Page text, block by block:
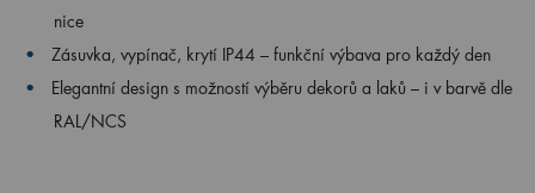
nice
Zásuvka, vypínač, krytí IP44 – funkční výbava pro každý den
Elegantní design s možností výběru dekorů a laků – i v barvě dle
RAL/NCS